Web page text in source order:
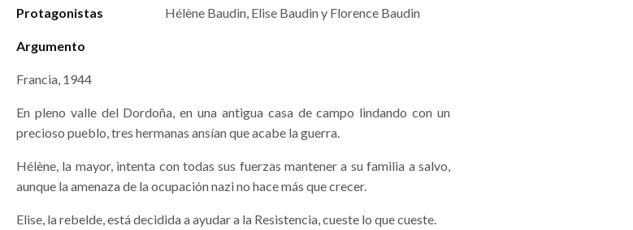
Protagonistas Hélène Baudin, Elise Baudin y Florence Baudin
Argumento
Francia, 1944
En pleno valle del Dordoña, en una antigua casa de campo lindando con un
precioso pueblo, tres hermanas ansían que acabe la guerra.
Hélène, la mayor, intenta con todas sus fuerzas mantener a su familia a salvo,
aunque la amenaza de la ocupación nazi no hace más que crecer.
Elise, la rebelde, está decidida a ayudar a la Resistencia, cueste lo que cueste.